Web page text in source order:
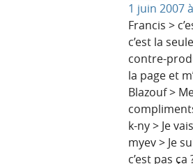
1 juin 2007
Francis >
c’est la
contre-
la page et
Blazouf >
k-ny > Je
myev > Je
c’est pas ça